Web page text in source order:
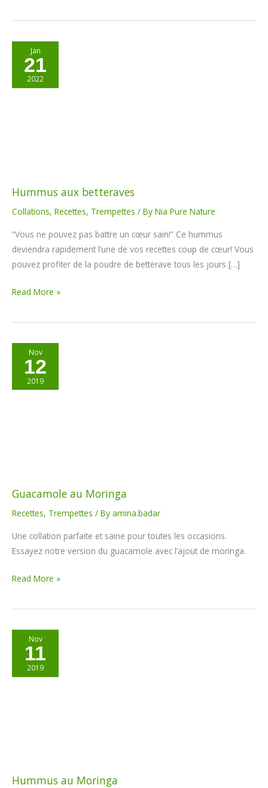
Jan
21
2022
Hummus aux betteraves
Collations, Recettes, Trempettes / By Nia Pure Nature
“Vous ne pouvez pas battre un cœur sain!” Ce hummus
deviendra rapidement l’une de vos recettes coup de cœur! Vous
pouvez profiter de la poudre de betterave tous les jours […]
Hummus
aux
betteraves
Read More »
Nov
12
2019
Guacamole au Moringa
Recettes, Trempettes / By amina.badar
Une collation parfaite et saine pour toutes les occasions.
Essayez notre version du guacamole avec l’ajout de moringa.
Guacamole
Moringa
Read More »
Nov
11
2019
Hummus au Moringa
Hummus
Moringa